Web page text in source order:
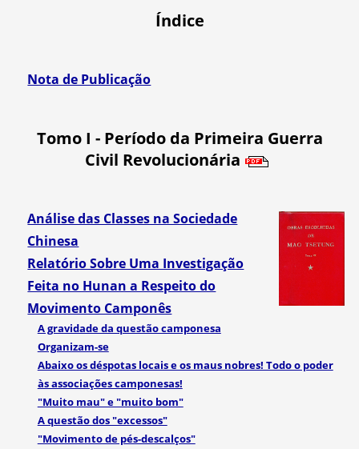
Índice
Nota de Publicação
Tomo I - Período da Primeira Guerra
Civil Revolucionária
Análise das Classes na Sociedade
Chinesa
Relatório Sobre Uma Investigação
Feita no Hunan a Respeito do
Movimento Camponês
A gravidade da questão camponesa
Organizam-se
Abaixo os déspotas locais e os maus nobres! Todo o poder
às associações camponesas!
"Muito mau" e "muito bom"
A questão dos "excessos"
"Movimento de pés-descalços"